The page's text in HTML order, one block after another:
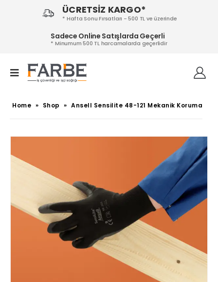
ÜCRETSİZ KARGO*
* Hafta Sonu Fırsatları - 500 TL ve üzerinde
Sadece Online Satışlarda Geçerli
* Minumum 500 TL harcamalarda geçerlidir
Home » Shop » Ansell Sensilite 48-121 Mekanik Koruma